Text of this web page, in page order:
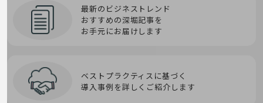
小売・卸売業
地域産業
せ
セキュリティインシデント
セッション
プロンプトエンジニアリング
輻輳(ふくそう）
IVR
SMS
SOAR
SOC
Society 5.0
最新のビジネストレンド
おすすめの深堀記事を
お手元にお届けします
ベストプラクティスに基づく
導入事例を詳しくご紹介します